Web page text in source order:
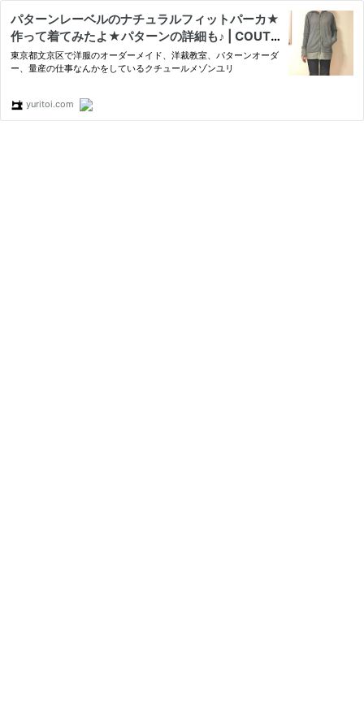
パターンレーベルのナチュラルフィットパーカ★
作って着てみたよ★パターンの詳細も♪ | COUTU
RE MAISON YURI＊TOI-ユリトワ
東京都文京区で洋服のオーダーメイド、洋裁教室、パターンオーダ
ー、量産の仕事なんかをしているクチュールメゾンユリ
yuritoi.com